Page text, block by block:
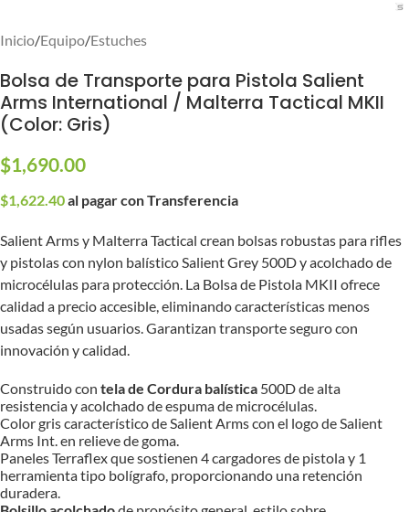
Inicio/Equipo/Estuches
Bolsa de Transporte para Pistola Salient
Arms International / Malterra Tactical MKII
(Color: Gris)
$1,690.00
$1,622.40al pagar con Transferencia
Salient Arms y Malterra Tactical crean bolsas robustas para rifles
y pistolas con nylon balístico Salient Grey 500D y acolchado de
microcélulas para protección. La Bolsa de Pistola MKII ofrece
calidad a precio accesible, eliminando características menos
usadas según usuarios. Garantizan transporte seguro con
innovación y calidad.
Construido con tela de Cordura balística 500D de alta
resistencia y acolchado de espuma de microcélulas.
Color gris característico de Salient Arms con el logo de Salient
Arms Int. en relieve de goma.
Paneles Terraflex que sostienen 4 cargadores de pistola y 1
herramienta tipo bolígrafo, proporcionando una retención
duradera.